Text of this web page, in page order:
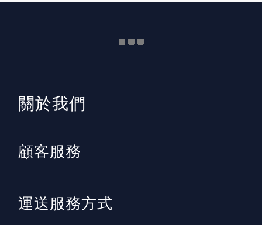
​關於我們
顧客服務
運送服務方式